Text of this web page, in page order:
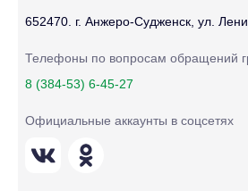
652470. г. Анжеро-Судженск, ул.
Телефоны по вопросам обращений
8 (384-53) 6-45-27
Официальные аккаунты в соцсетях